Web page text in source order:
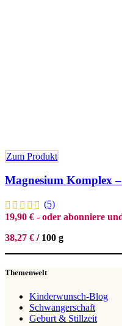
Zum Produkt
Magnesium Komplex
(5)
19,90 € - oder abonniere
38,27 € / 100 g
Themenwelt
Kinderwunsch-Blog
Schwangerschaft
Geburt & Stillzeit